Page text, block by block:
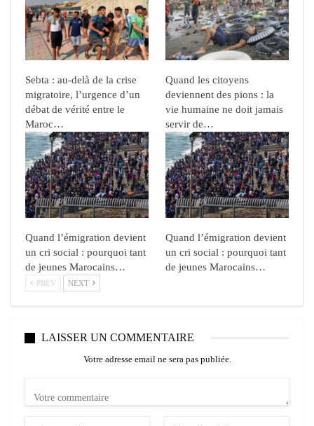
Sebta : au-delà de la crise
migratoire, l’urgence d’un
débat de vérité entre le
Maroc…
Quand les citoyens
deviennent des pions : la
vie humaine ne doit jamais
servir de…
Quand l’émigration devient
un cri social : pourquoi tant
de jeunes Marocains…
Quand l’émigration devient
un cri social : pourquoi tant
de jeunes Marocains…
PREV NEXT
LAISSER UN COMMENTAIRE
Votre adresse email ne sera pas publiée.